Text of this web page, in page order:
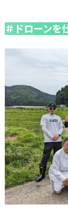
＃ドローン